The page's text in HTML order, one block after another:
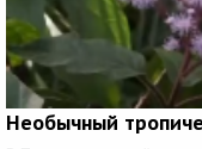
Необычный